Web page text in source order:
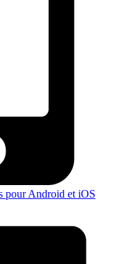
pour Android et iOS